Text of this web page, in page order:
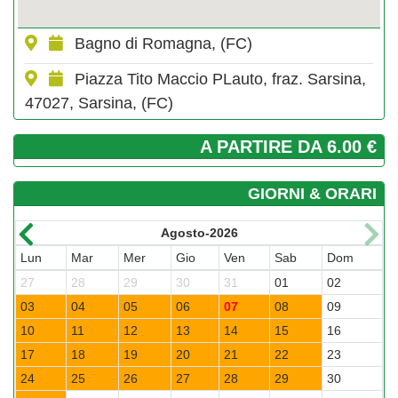
Bagno di Romagna, (FC)
Piazza Tito Maccio PLauto, fraz. Sarsina,
47027, Sarsina, (FC)
A PARTIRE DA 6.00 €
GIORNI & ORARI
Agosto-2026
Lun
Mar Mer Gio Ven Sab
Dom
27
28 29 30 31 01
02
03
04 05 06 07 08
09
10
11 12 13 14 15
16
17
18 19 20 21 22
23
24
25 26 27 28 29
30